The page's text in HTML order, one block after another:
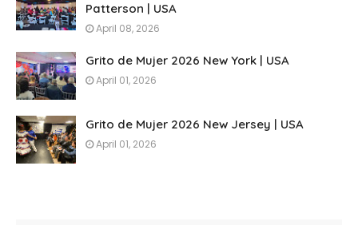
Patterson | USA
April 08, 2026
Grito de Mujer 2026 New York | USA
April 01, 2026
Grito de Mujer 2026 New Jersey | USA
April 01, 2026